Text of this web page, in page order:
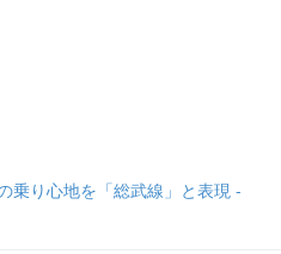
乗り心地を「総武線」と表現 -